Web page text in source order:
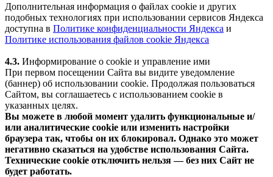
Дополнительная информация о файлах cookie и других
подобных технологиях при использовании сервисов Яндекса
доступна в Политике конфиденциальности Яндекса и
Политике использования файлов cookie Яндекса
4.3. Информирование о cookie и управление ими
При первом посещении Сайта вы видите уведомление
(баннер) об использовании cookie. Продолжая пользоваться
Сайтом, вы соглашаетесь с использованием cookie в
указанных целях.
Вы можете в любой момент удалить функциональные и/
или аналитические cookie или изменить настройки
браузера так, чтобы он их блокировал. Однако это может
негативно сказаться на удобстве использования Сайта.
Технические cookie отключить нельзя — без них Сайт не
будет работать.